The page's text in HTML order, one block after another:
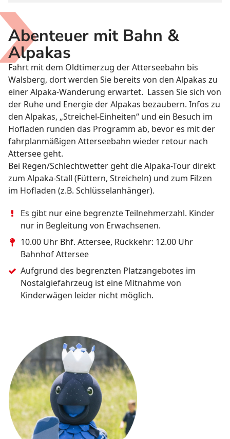
Abenteuer mit Bahn &
Alpakas
Fahrt mit dem Oldtimerzug der Atterseebahn bis
Walsberg, dort werden Sie bereits von den Alpakas zu
einer Alpaka-Wanderung erwartet. Lassen Sie sich von
der Ruhe und Energie der Alpakas bezaubern. Infos zu
den Alpakas, „Streichel-Einheiten“ und ein Besuch im
Hofladen runden das Programm ab, bevor es mit der
fahrplanmäßigen Atterseebahn wieder retour nach
Attersee geht.
Bei Regen/Schlechtwetter geht die Alpaka-Tour direkt
zum Alpaka-Stall (Füttern, Streicheln) und zum Filzen
im Hofladen (z.B. Schlüsselanhänger).
Es gibt nur eine begrenzte Teilnehmerzahl. Kinder
nur in Begleitung von Erwachsenen.
10.00 Uhr Bhf. Attersee, Rückkehr: 12.00 Uhr
Bahnhof Attersee
Aufgrund des begrenzten Platzangebotes im
Nostalgiefahrzeug ist eine Mitnahme von
Kinderwägen leider nicht möglich.